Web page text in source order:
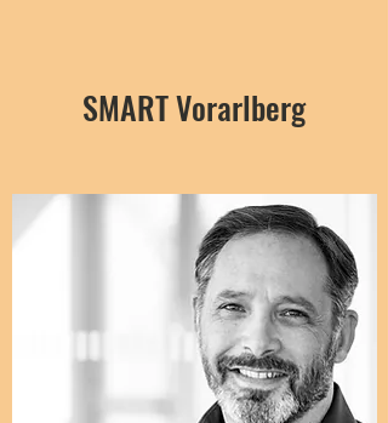
SMART Vorarlberg